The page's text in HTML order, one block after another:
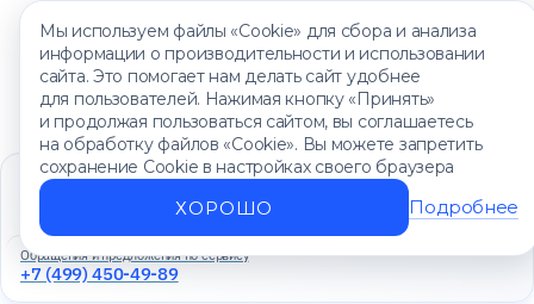
Мы используем файлы «Cookie» для сбора и анализа
информации о производительности и использовании
сайта. Это помогает нам делать сайт удобнее
для пользователей. Нажимая кнопку «Принять»
и продолжая пользоваться сайтом, вы соглашаетесь
на обработку файлов «Cookie». Вы можете запретить
сохранение Cookie в настройках своего браузера
ХОРОШО Подробнее
Единый контакт-центр
+7 (499) 450-88-89
Ежедневно с 8:00 до 20:00
Обращения и предложения по сервису
+7 (499) 450-49-89